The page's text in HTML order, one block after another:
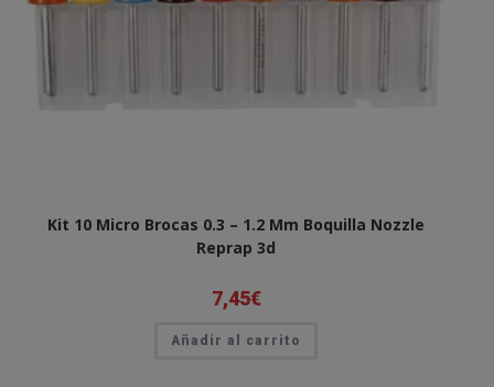
Kit 10 Micro Brocas 0.3 – 1.2 Mm Boquilla Nozzle
Reprap 3d
7,45€
Añadir al carrito